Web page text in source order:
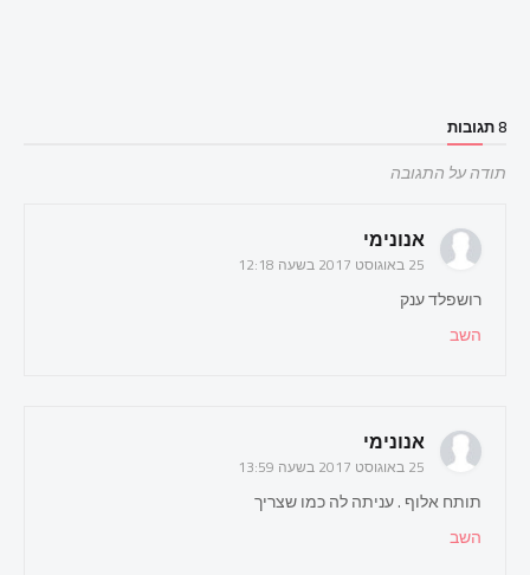
8 תגובות
תודה על התגובה
אנונימי
25 באוגוסט 2017 בשעה 12:18
רושפלד ענק
השב
אנונימי
25 באוגוסט 2017 בשעה 13:59
תותח אלוף . עניתה לה כמו שצריך
השב